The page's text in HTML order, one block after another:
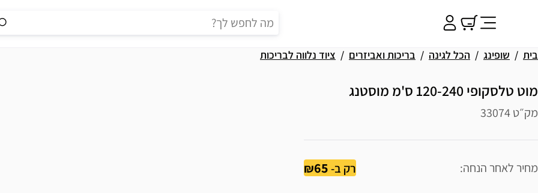
בית שופינג הכל לגינה בריכות ואביזרים ציוד נלווה לבריכות
מוט טלסקופי 120-240 ס'מ מוסטנג
מק״ט 33074
מחיר לאחר הנחה רק ב-65